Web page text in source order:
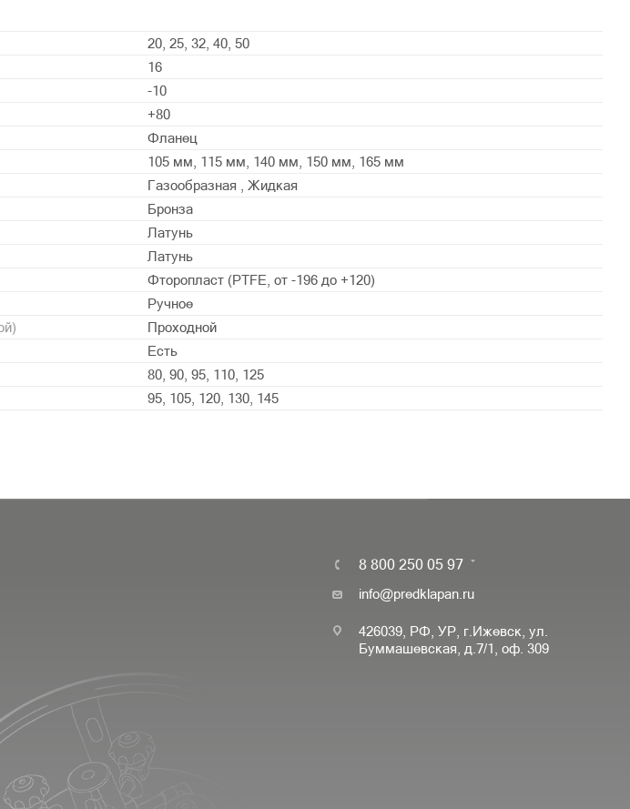
20, 25, 32, 40, 50
16
-10
+80
Фланец
105 мм, 115 мм, 140 мм, 150 мм, 165 мм
Газообразная , Жидкая
Бронза
Латунь
Латунь
Фторопласт (PTFE, от -196 до +120)
Ручное
Проходной
Есть
80, 90, 95, 110, 125
95, 105, 120, 130, 145
8 800 250 05 97
info@predklapan.ru
426039, РФ, УР, г.Ижевск, ул.
Буммашевская, д.7/1, оф. 309